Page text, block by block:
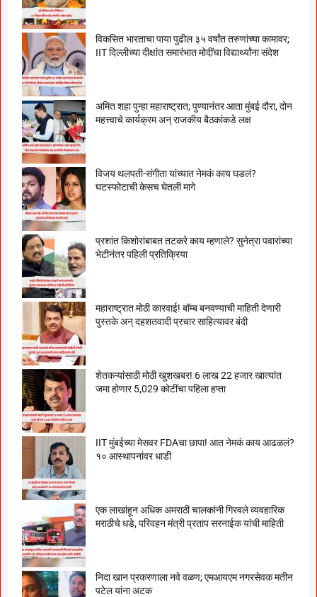
विकसित भारताचा पाया पुढील ३५ वर्षांत तरुणांच्या कामावर;
IIT दिल्लीच्या दीक्षांत समारंभात मोदींचा विद्यार्थ्यांना संदेश
अमित शहा पुन्हा महाराष्ट्रात; पुण्यानंतर आता मुंबई दौरा, दोन
महत्त्वाचे कार्यक्रम अन् राजकीय बैठकांकडे लक्ष
विजय थलपती-संगीता यांच्यात नेमकं काय घडलं?
घटस्फोटाची केसच घेतली मागे
प्रशांत किशोरांबाबत तटकरे काय म्हणाले? सुनेत्रा पवारांच्या
भेटीनंतर पहिली प्रतिक्रिया
महाराष्ट्रात मोठी कारवाई! बॉम्ब बनवण्याची माहिती देणारी
पुस्तके अन् दहशतवादी प्रचार साहित्यावर बंदी
शेतकऱ्यांसाठी मोठी खुशखबर! 6 लाख 22 हजार खात्यांत
जमा होणार 5,029 कोटींचा पहिला हप्ता
IIT मुंबईच्या मेसवर FDAचा छापा! आत नेमकं काय आढळलं?
१० आस्थापनांवर धाडी
एक लाखांहून अधिक अमराठी चालकांनी गिरवले व्यवहारिक
मराठीचे धडे, परिवहन मंत्री प्रताप सरनाईक यांची माहिती
निदा खान प्रकरणाला नवे वळण; एमआयएम नगरसेवक मतीन
पटेल यांना अटक